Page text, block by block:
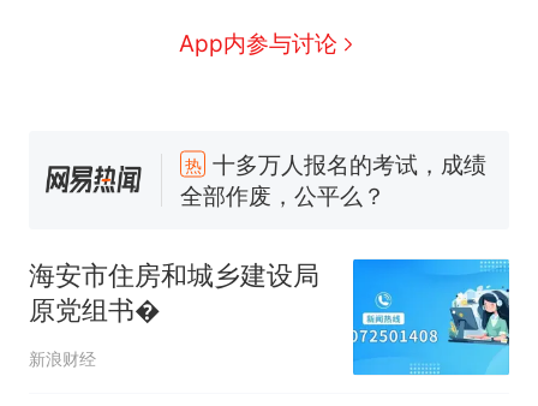
App内参与讨论
热 十多万人报名的考试，成绩
全部作废，公平么？
家，刚改国名，总统就邀请中
国大使骑行绕了几乎整个国境
线一圈，还曾两次到中国寻根
5万的小车卖不动，40万以上
浙江人戒备 "白海豚"已创我国
海安市住房和城乡建设局
原党组书�
新浪财经